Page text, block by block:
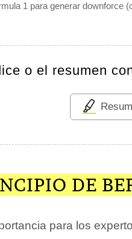
1 para generar downforce
o el resumen
DE
para los